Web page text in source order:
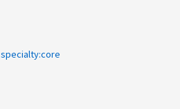
specialty:core